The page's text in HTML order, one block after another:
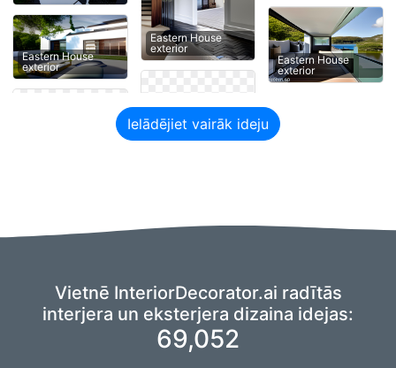
Eastern House
exterior
Eastern House
exterior
Eastern House
exterior
Ielādējiet vairāk ideju
Vietnē InteriorDecorator.ai radītās
interjera un eksterjera dizaina idejas:
69,052